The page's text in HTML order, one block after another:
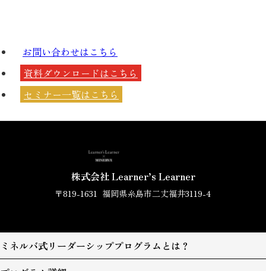
お問い合わせはこちら
資料ダウンロードはこちら
セミナー一覧はこちら
株式会社 Learner’s Learner
〒819-1631 福岡県糸島市二丈福井3119-4
ミネルバ式リーダーシッププログラムとは？